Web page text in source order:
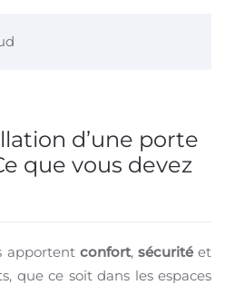
d’une porte
que vous devez
apportent confort, sécuritéet
que ce soit dans les espaces